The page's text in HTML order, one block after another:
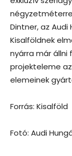
Dintner, az
Kisalföldnek
nyárra már állni
projekteleme
elemeinek
Forrás: Kisalföld
Fotó: Audi